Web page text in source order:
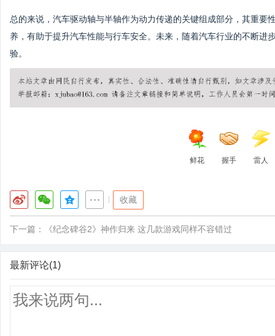
总的来说，汽车驱动轴与半轴作为动力传递的关键组成部分，其重
养，有助于提升汽车性能与行车安全。未来，随着汽车行业的不断
验。
鲜花 握手 雷人
收藏
下一篇： 《纪念碑谷2》神作归来 这几款游戏同样不容错过
最新评论(1)